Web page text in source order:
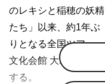
のレキシと稲穂の妖精
たち」以来、約1年ぶ
りとなる全国ツアー
文化会館 大ホールを
する。